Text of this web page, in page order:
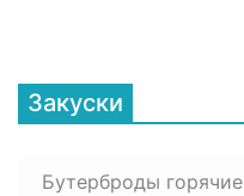
Закуски
Бутерброды горячие